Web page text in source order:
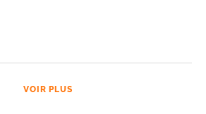
VOIR PLUS